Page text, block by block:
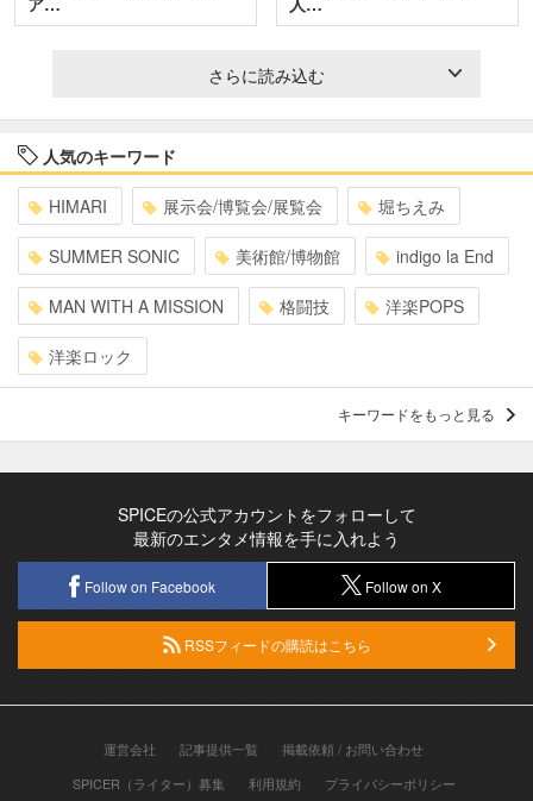
さらに読み込む
人気のキーワード
HIMARI 展示会/博覧会/展覧会 堀ちえみ
SUMMER SONIC 美術館/博物館 indigo la End
MAN WITH A MISSION 格闘技 洋楽POPS
洋楽ロック
キーワードをもっと見る
SPICEの公式アカウントをフォローして
最新のエンタメ情報を手に入れよう
Follow on Facebook Follow on X
RSSフィードの購読はこちら
運営会社 記事提供一覧
掲載依頼 / お問い合わせ
SPICER（ライター）募集
利用規約 プライバシーポリシー